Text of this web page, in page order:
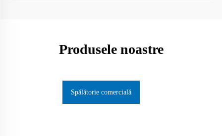
Produsele noastre
Spălătorie comercială